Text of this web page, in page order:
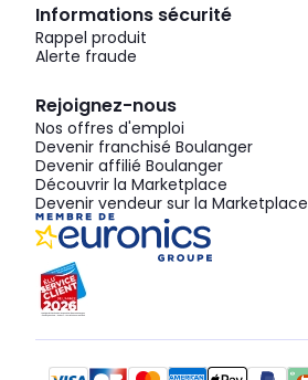
Informations sécurité
Rappel produit
Alerte fraude
Rejoignez-nous
Nos offres d'emploi
Devenir franchisé Boulanger
Devenir affilié Boulanger
Découvrir la Marketplace
Devenir vendeur sur la Marketplace